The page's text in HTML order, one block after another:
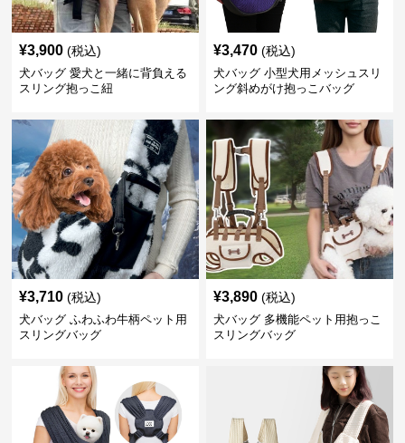
¥3,900 (税込)
犬バッグ 愛犬と一緒に背負える
スリング抱っこ紐
¥3,470 (税込)
犬バッグ 小型犬用メッシュスリ
ング斜めがけ抱っこバッグ
¥3,710 (税込)
犬バッグ ふわふわ牛柄ペット用
スリングバッグ
¥3,890 (税込)
犬バッグ 多機能ペット用抱っこ
スリングバッグ